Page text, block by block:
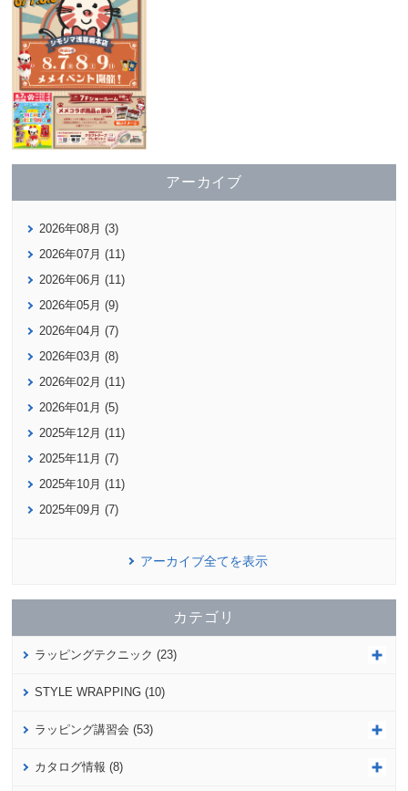
アーカイブ
2026年08月 (3)
2026年07月 (11)
2026年06月 (11)
2026年05月 (9)
2026年04月 (7)
2026年03月 (8)
2026年02月 (11)
2026年01月 (5)
2025年12月 (11)
2025年11月 (7)
2025年10月 (11)
2025年09月 (7)
アーカイブ全てを表示
カテゴリ
ラッピングテクニック (23)
STYLE WRAPPING (10)
ラッピング講習会 (53)
カタログ情報 (8)